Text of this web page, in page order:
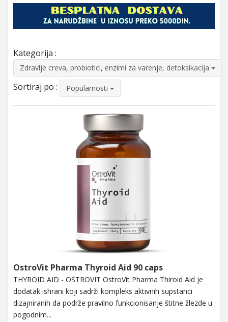
Kategorija :
Zdravlje creva, probiotici, enzimi za varenje, detoksikacija
Sortiraj po : Popularnosti
OstroVit Pharma Thyroid Aid 90 caps
THYROID AID - OSTROVIT OstroVit Pharma Thiroid Aid je
dodatak ishrani koji sadrži kompleks aktivnih supstanci
dizajniranih da podrže pravilno funkcionisanje štitne žlezde u
pogodnim...